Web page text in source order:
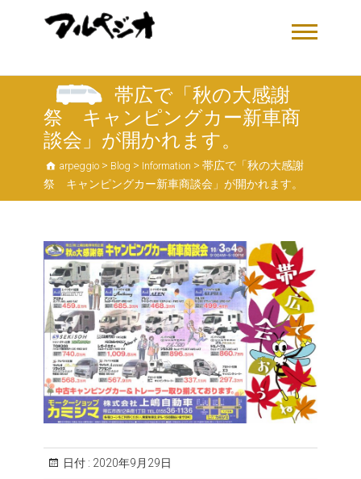
帯広で「秋の大感謝
祭 キャンピングカー新車商
談会」が開かれます。
arpeggio > Blog > Information > 帯広で「秋の大感謝
祭 キャンピングカー新車商談会」が開かれます。
日付 : 2020年9月29日